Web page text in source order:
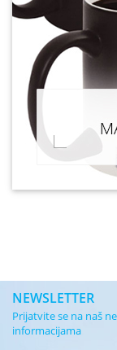
NEWSLETTER
Prijatvite se na naš
informacijama